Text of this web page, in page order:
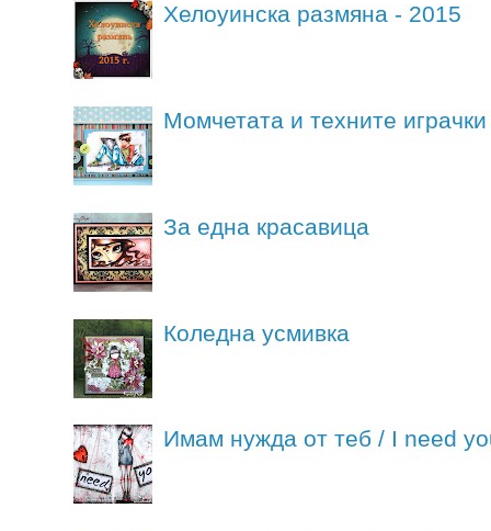
Хелоуинска размяна - 2015
Момчетата и техните
За една красавица
Коледна усмивка
Имам нужда от теб / I need